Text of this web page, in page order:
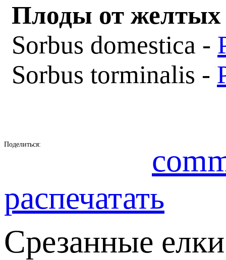
Плоды от
Sorbus domestica -
Sorbus torminalis -
Поделиться:
распечатать
Срезанные